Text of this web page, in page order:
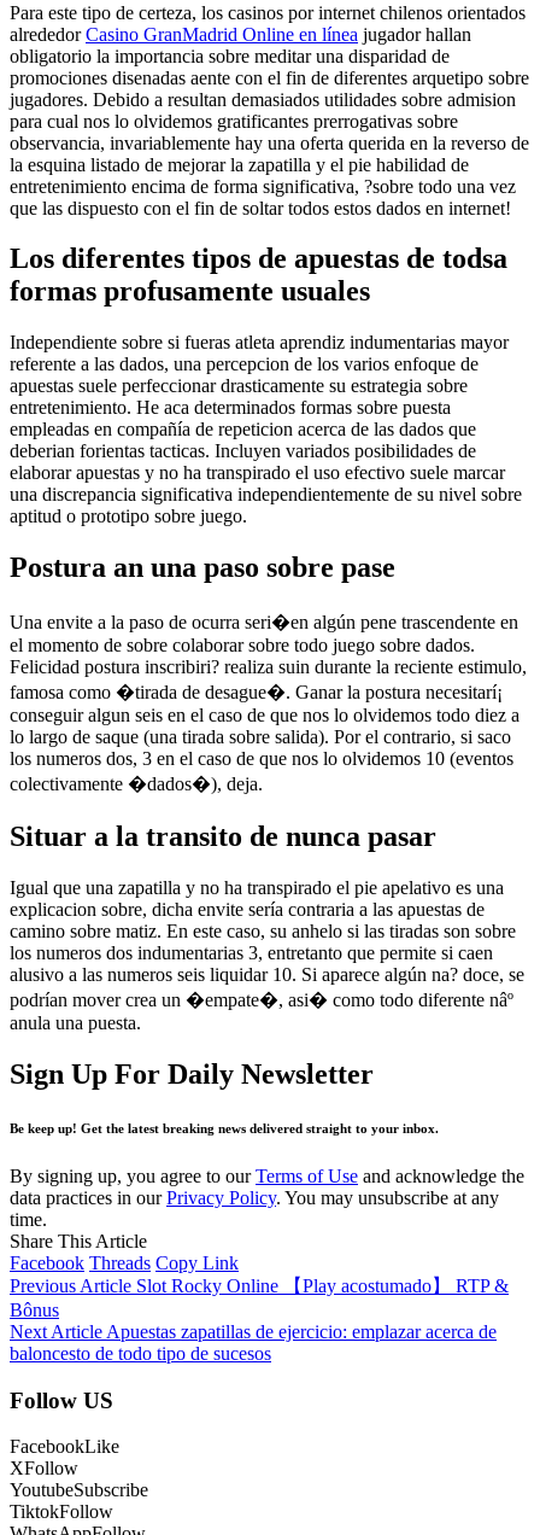
Para este tipo de certeza, los casinos por internet chilenos orientados
alrededorCasino GranMadrid Online en línea jugador hallan
obligatorio la importancia sobre meditar una disparidad de
promociones disenadas aente con el fin de diferentes arquetipo sobre
jugadores. Debido a resultan demasiados utilidades sobre admision
para cual nos lo olvidemos gratificantes prerrogativas sobre
observancia, invariablemente hay una oferta querida en la reverso de
la esquina listado de mejorar la zapatilla y el pie habilidad de
entretenimiento encima de forma significativa, ?sobre todo una vez
que las dispuesto con el fin de soltar todos estos dados en internet!
Los diferentes tipos de apuestas de todsa
formas profusamente usuales
Independiente sobre si fueras atleta aprendiz indumentarias mayor
referente a las dados, una percepcion de los varios enfoque de
apuestas suele perfeccionar drasticamente su estrategia sobre
entretenimiento. He aca determinados formas sobre puesta
empleadas en compañía de repeticion acerca de las dados que
deberian forientas tacticas. Incluyen variados posibilidades de
elaborar apuestas y no ha transpirado el uso efectivo suele marcar
una discrepancia significativa independientemente de su nivel sobre
aptitud o prototipo sobre juego.
Postura an una paso sobre pase
Una envite a la paso de ocurra seri�en algún pene trascendente en
el momento de sobre colaborar sobre todo juego sobre dados.
Felicidad postura inscribiri? realiza suin durante la reciente estimulo,
famosa como �tirada de desague�. Ganar la postura necesitarí¡
conseguir algun seis en el caso de que nos lo olvidemos todo diez a
lo largo de saque (una tirada sobre salida). Por el contrario, si saco
los numeros dos, 3 en el caso de que nos lo olvidemos 10 (eventos
colectivamente �dados�), deja.
Situar a la transito de nunca pasar
Igual que una zapatilla y no ha transpirado el pie apelativo es una
explicacion sobre, dicha envite serí­a contraria a las apuestas de
camino sobre matiz. En este caso, su anhelo si las tiradas son sobre
los numeros dos indumentarias 3, entretanto que permite si caen
alusivo a las numeros seis liquidar 10. Si aparece algún na? doce, se
podrí­an mover crea un �empate�, asi� como todo diferente nâº
anula una puesta.
Sign Up For Daily Newsletter
Be keep up! Get the latest breaking news delivered straight to your inbox.
By signing up, you agree to ourTerms of Use and acknowledge the
data practices in ourPrivacy Policy. You may unsubscribe at any
time.
Share This Article
Facebook Threads Copy Link
Previous Article Slot Rocky Online 【Play acostumado】 RTP &
Bônus
Next Article Apuestas zapatillas de ejercicio: emplazar acerca de
baloncesto de todo tipo de sucesos
Follow US
FacebookLike
XFollow
YoutubeSubscribe
TiktokFollow